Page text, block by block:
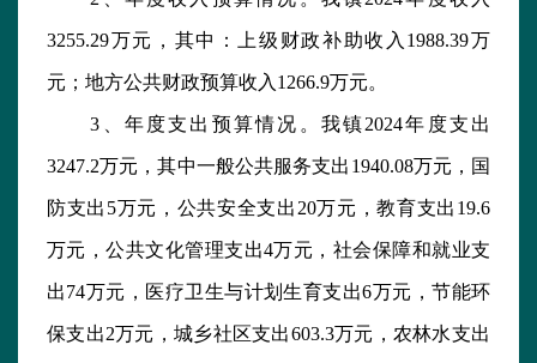
3255.29万元，其中：上级财政补助收入1988.39万
元；地方公共财政预算收入1266.9万元。
3、年度支出预算情况。我镇2024年度支出
3247.2万元，其中一般公共服务支出1940.08万元，国
防支出5万元，公共安全支出20万元，教育支出19.6
万元，公共文化管理支出4万元，社会保障和就业支
出74万元，医疗卫生与计划生育支出6万元，节能环
保支出2万元，城乡社区支出603.3万元，农林水支出